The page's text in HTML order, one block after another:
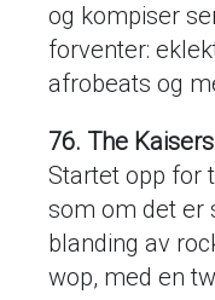
og kompiser
forventer:
afrobeats og
76. The
Startet opp for
som om det er
blanding av
wop, med en